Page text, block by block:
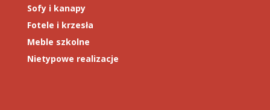
Sofy i kanapy
Fotele i krzesła
Meble szkolne
Nietypowe realizacje